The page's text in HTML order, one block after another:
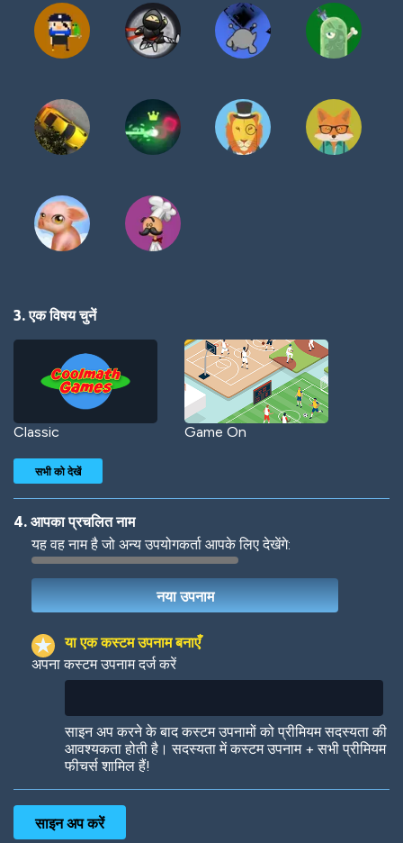
3. एक विषय चुनें
Classic Game On
Woof Jungle Cats
सभी को देखें
4. आपका प्रचलित नाम
यह वह नाम है जो अन्य उपयोगकर्ता आपके लिए देखेंगे:
या एक कस्टम उपनाम बनाएँ
अपना कस्टम उपनाम दर्ज करें
साइन अप करने के बाद कस्टम उपनामों को प्रीमियम सदस्यता की
आवश्यकता होती है। सदस्यता में कस्टम उपनाम + सभी प्रीमियम
फीचर्स शामिल हैं!